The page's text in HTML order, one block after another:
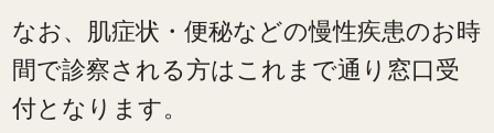
なお、肌症状・便秘などの慢性疾患のお時
間で診察される方はこれまで通り窓口受
付となります。